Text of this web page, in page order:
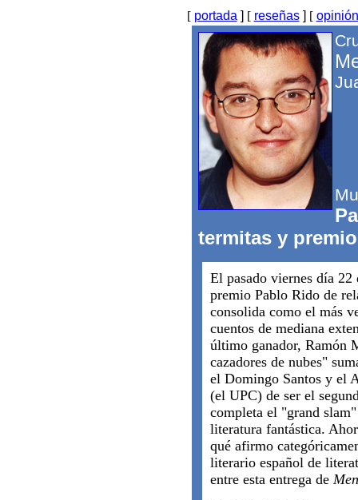
[ portada ] [ reseñas] [ opinión
termitas y
El pasado viernes día
premio Pablo Rido de
consolida como el más
cuentos de mediana
último ganador, Ramón
cazadores de nubes"
el Domingo Santos y el
(el UPC) de ser el
completa el "grand
literatura fantástica.
qué afirmo
literario español de
entre esta entrega de